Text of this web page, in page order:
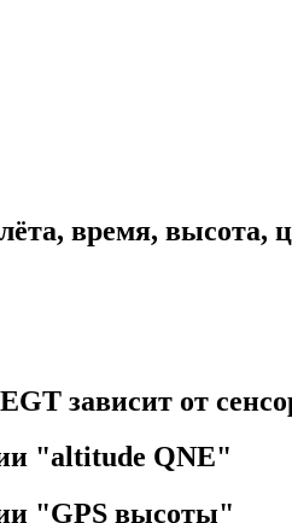
время, высота,
зависит от
"altitude QNE"
"GPS высоты"